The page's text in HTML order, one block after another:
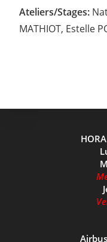
Ateliers/Stages:
MATHIOT, Estelle